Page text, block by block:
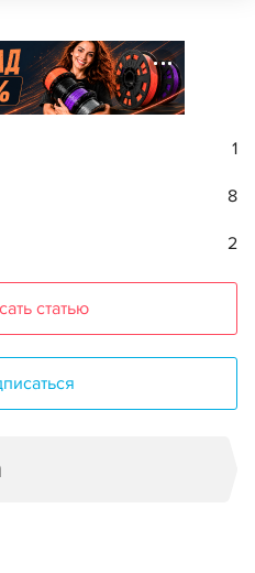
1
8
2
статью